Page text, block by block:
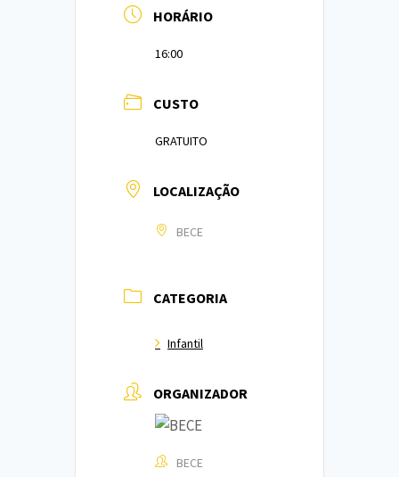
HORÁRIO
16:00
CUSTO
GRATUITO
LOCALIZAÇÃO
BECE
CATEGORIA
Infantil
ORGANIZADOR
BECE